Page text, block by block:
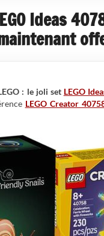
Ideas
: le joli set LEGO
LEGO Creator